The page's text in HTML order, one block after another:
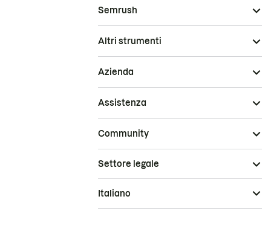
Semrush
Altri strumenti
Azienda
Assistenza
Community
Settore legale
Italiano